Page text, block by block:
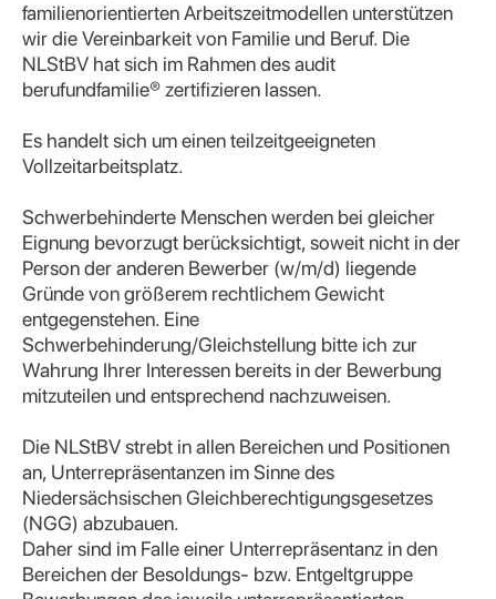
familienorientierten Arbeitszeitmodellen unterstützen
wir die Vereinbarkeit von Familie und Beruf. Die
NLStBV hat sich im Rahmen des audit
berufundfamilie® zertifizieren lassen.
Es handelt sich um einen teilzeitgeeigneten
Vollzeitarbeitsplatz.
Schwerbehinderte Menschen werden bei gleicher
Eignung bevorzugt berücksichtigt, soweit nicht in der
Person der anderen Bewerber (w/m/d) liegende
Gründe von größerem rechtlichem Gewicht
entgegenstehen. Eine
Schwerbehinderung/Gleichstellung bitte ich zur
Wahrung Ihrer Interessen bereits in der Bewerbung
mitzuteilen und entsprechend nachzuweisen.
Die NLStBV strebt in allen Bereichen und Positionen
an, Unterrepräsentanzen im Sinne des
Niedersächsischen Gleichberechtigungsgesetzes
(NGG) abzubauen.
Daher sind im Falle einer Unterrepräsentanz in den
Bereichen der Besoldungs- bzw. Entgeltgruppe